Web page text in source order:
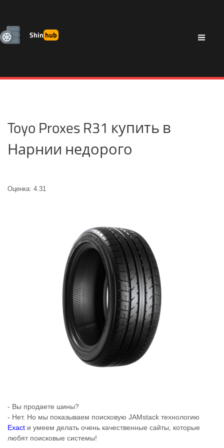
Shinhub
Toyo Proxes R31 купить в
Нарнии недорого
Оценка: 4.31
- Вы продаете шины?
- Нет. Но мы показываем поисковую JAMstack технологию
Exact и умеем делать очень качественные сайты, которые
любят поисковые системы!